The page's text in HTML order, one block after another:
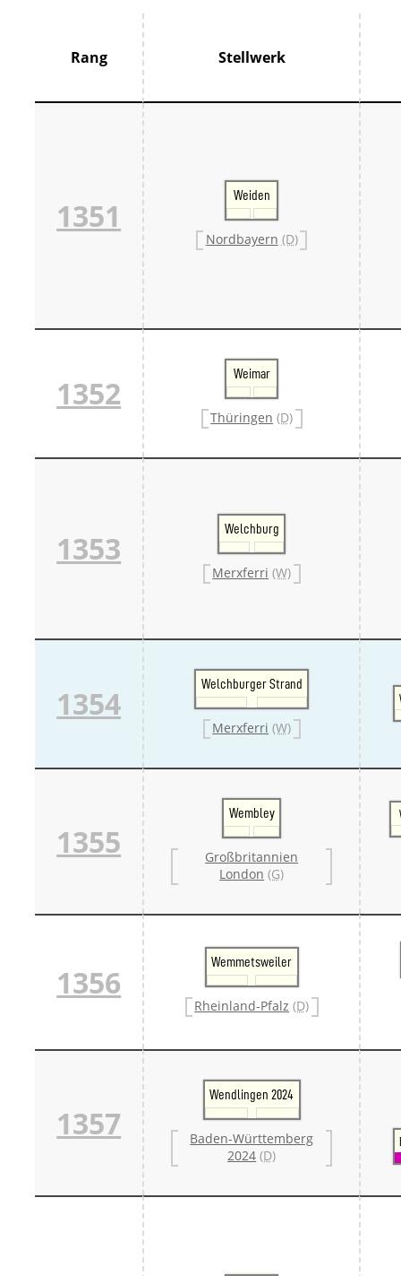
France
Italien
Schweiz
Weitere
Rang Stellwerk
1351
Weiden
Nordbayern (D)
1352
Weimar
Thüringen (D)
1353
Welchburg
Merxferri (W)
1354
Welchburger Strand
Merxferri (W)
1355
Wembley
Großbritannien
London (G)
1356
Wemmetsweiler
Rheinland-Pfalz (D)
1357
Wendlingen 2024
Baden-Württemberg
2024 (D)